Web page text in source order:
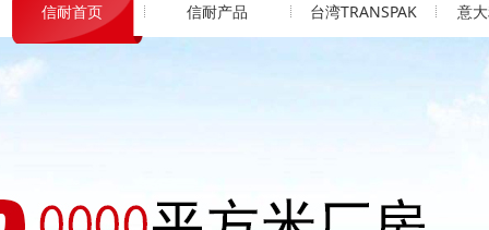
信耐首页 信耐产品 台湾TRANSPAK 意